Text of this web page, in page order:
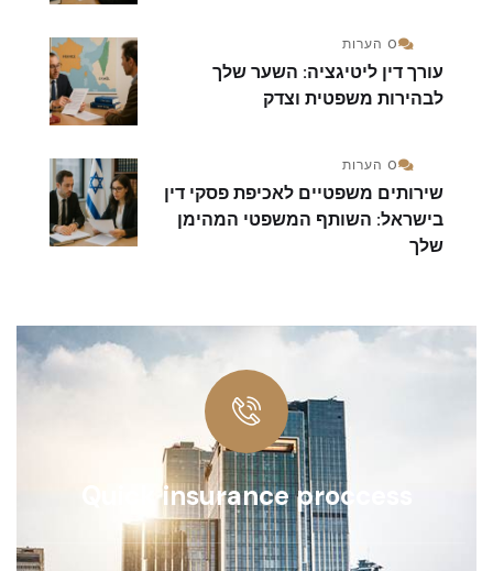
0 הערות
עורך דין ליטיגציה: השער שלך
לבהירות משפטית וצדק
0 הערות
שירותים משפטיים לאכיפת פסקי דין
בישראל: השותף המשפטי המהימן
שלך
Quick insurance proccess